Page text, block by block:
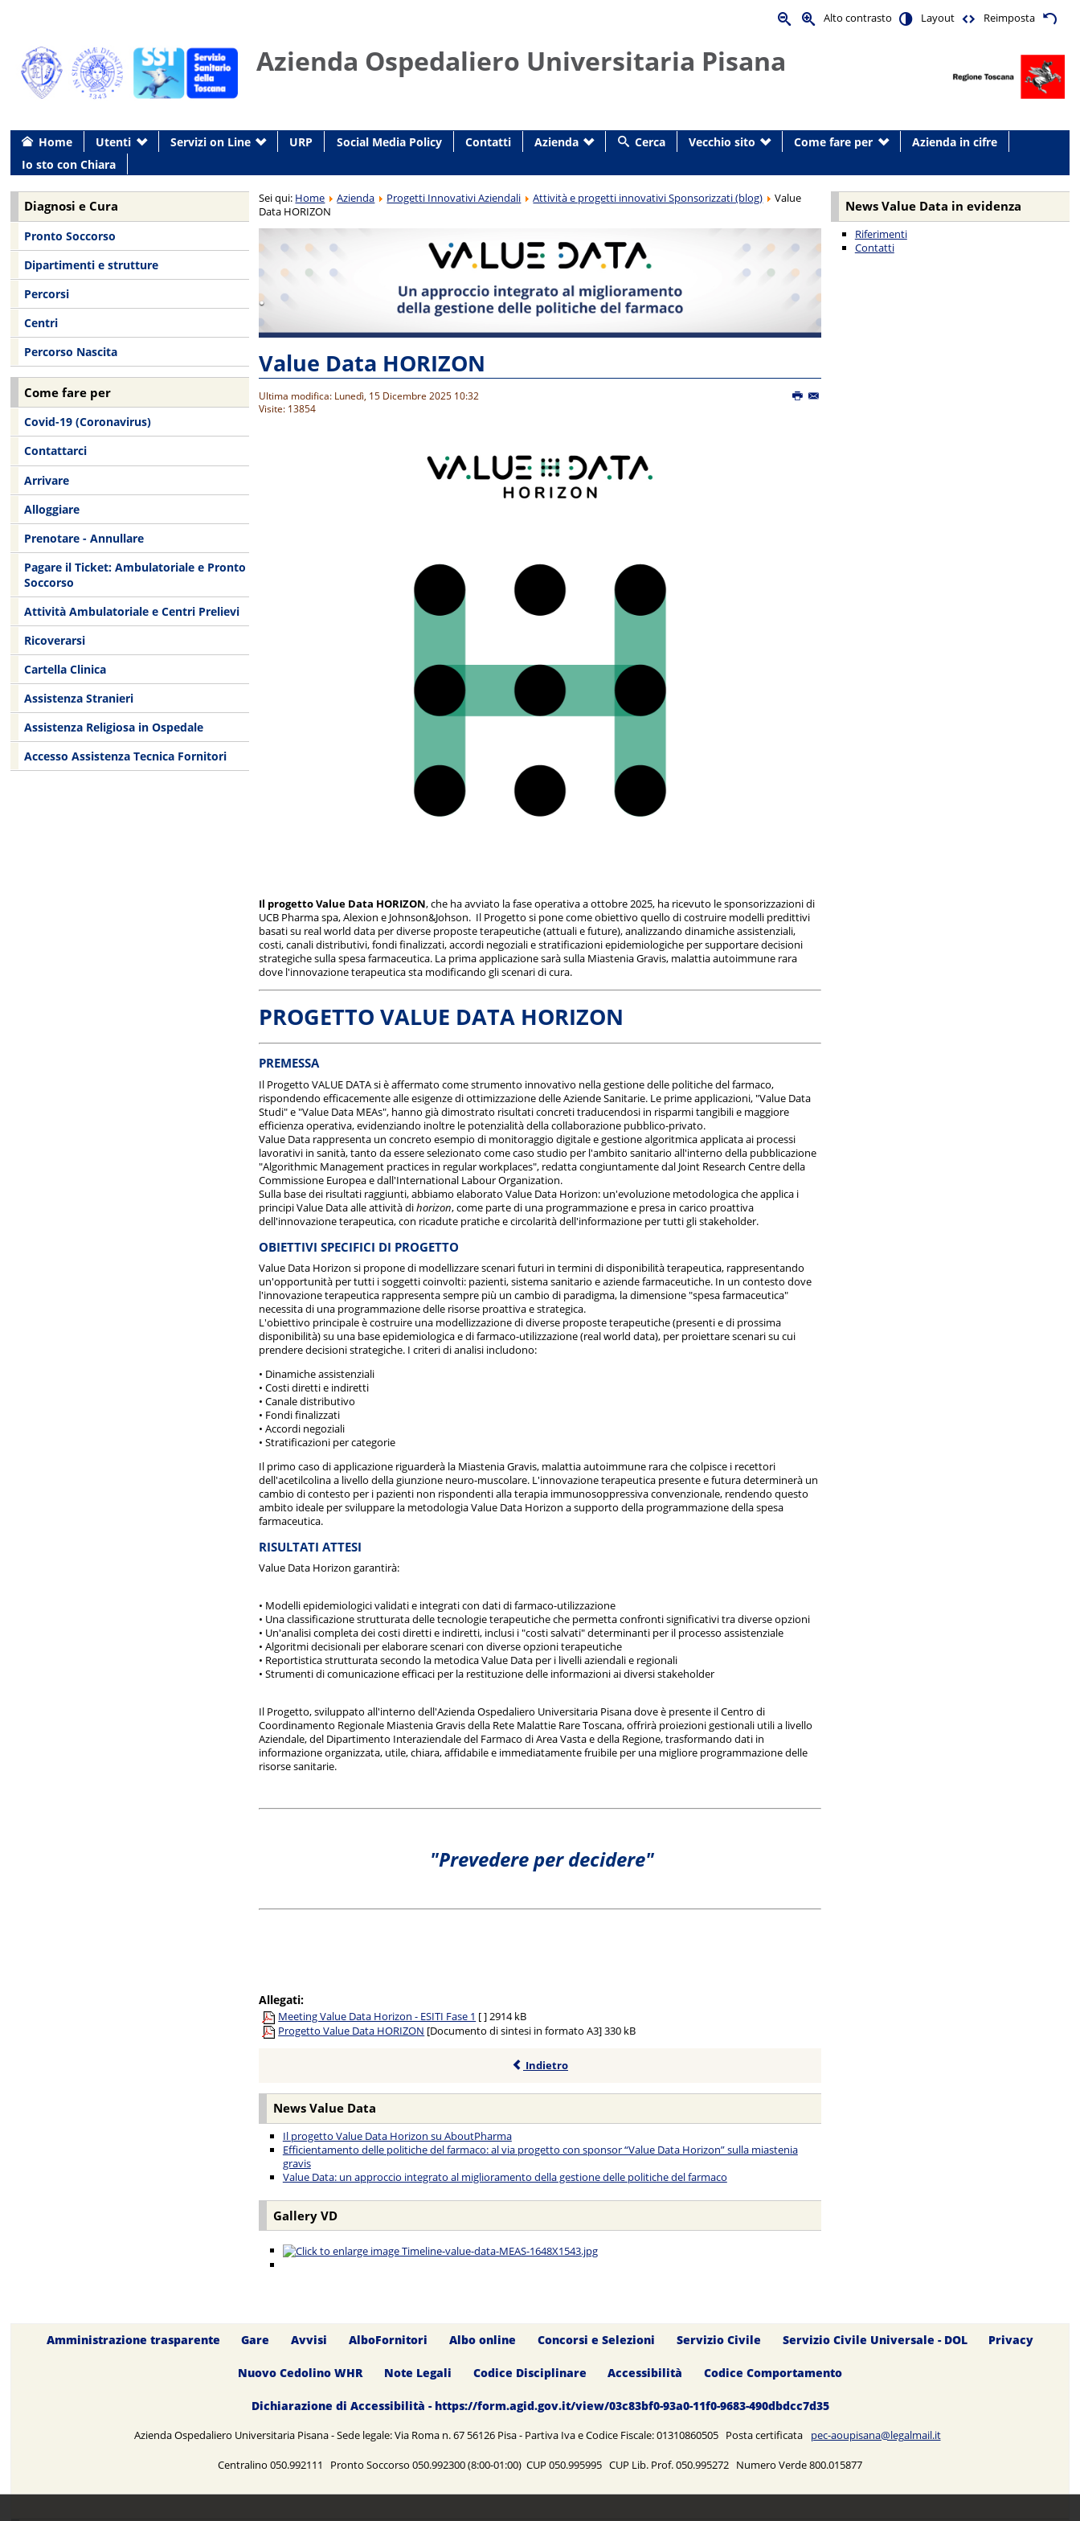
Alto contrasto Layout Reimposta
Azienda Ospedaliero Universitaria Pisana
Home Utenti Servizi on Line URP Social Media Policy Contatti Azienda Cerca Vecchio sito Come fare per
Azienda in cifre
Io sto con Chiara
Sei qui: Home Azienda Progetti Innovativi Aziendali Attività e progetti innovativi Sponsorizzati (blog)
Value
Data HORIZON
.
Value Data HORIZON
Ultima modifica: Lunedì, 15 Dicembre 2025 10:32
Visite: 13854
Il progetto Value Data HORIZON, che ha avviato la fase operativa a ottobre 2025, ha ricevuto le sponsorizzazioni di
UCB Pharma spa, Alexion e Johnson&Johson. Il Progetto si pone come obiettivo quello di costruire modelli predittivi
basati su real world data per diverse proposte terapeutiche (attuali e future), analizzando dinamiche assistenziali,
costi, canali distributivi, fondi finalizzati, accordi negoziali e stratificazioni epidemiologiche per supportare decisioni
strategiche sulla spesa farmaceutica. La prima applicazione sarà sulla Miastenia Gravis, malattia autoimmune rara
dove l'innovazione terapeutica sta modificando gli scenari di cura.
PROGETTO VALUE DATA HORIZON
PREMESSA
Il Progetto VALUE DATA si è affermato come strumento innovativo nella gestione delle politiche del farmaco,
rispondendo efficacemente alle esigenze di ottimizzazione delle Aziende Sanitarie. Le prime applicazioni, "Value Data
Studi" e "Value Data MEAs", hanno già dimostrato risultati concreti traducendosi in risparmi tangibili e maggiore
efficienza operativa, evidenziando inoltre le potenzialità della collaborazione pubblico-privato.
Value Data rappresenta un concreto esempio di monitoraggio digitale e gestione algoritmica applicata ai processi
lavorativi in sanità, tanto da essere selezionato come caso studio per l'ambito sanitario all'interno della pubblicazione
"Algorithmic Management practices in regular workplaces", redatta congiuntamente dal Joint Research Centre della
Commissione Europea e dall'International Labour Organization.
Sulla base dei risultati raggiunti, abbiamo elaborato Value Data Horizon: un'evoluzione metodologica che applica i
principi Value Data alle attività dihorizon, come parte di una programmazione e presa in carico proattiva
dell'innovazione terapeutica, con ricadute pratiche e circolarità dell'informazione per tutti gli stakeholder.
OBIETTIVI SPECIFICI DI PROGETTO
Value Data Horizon si propone di modellizzare scenari futuri in termini di disponibilità terapeutica, rappresentando
un'opportunità per tutti i soggetti coinvolti: pazienti, sistema sanitario e aziende farmaceutiche. In un contesto dove
l'innovazione terapeutica rappresenta sempre più un cambio di paradigma, la dimensione "spesa farmaceutica"
necessita di una programmazione delle risorse proattiva e strategica.
L'obiettivo principale è costruire una modellizzazione di diverse proposte terapeutiche (presenti e di prossima
disponibilità) su una base epidemiologica e di farmaco-utilizzazione (real world data), per proiettare scenari su cui
prendere decisioni strategiche. I criteri di analisi includono:
• Dinamiche assistenziali
• Costi diretti e indiretti
• Canale distributivo
• Fondi finalizzati
• Accordi negoziali
• Stratificazioni per categorie
Il primo caso di applicazione riguarderà la Miastenia Gravis, malattia autoimmune rara che colpisce i recettori
dell'acetilcolina a livello della giunzione neuro-muscolare. L'innovazione terapeutica presente e futura determinerà un
cambio di contesto per i pazienti non rispondenti alla terapia immunosoppressiva convenzionale, rendendo questo
ambito ideale per sviluppare la metodologia Value Data Horizon a supporto della programmazione della spesa
farmaceutica.
RISULTATI ATTESI
Value Data Horizon garantirà:
• Modelli epidemiologici validati e integrati con dati di farmaco-utilizzazione
• Una classificazione strutturata delle tecnologie terapeutiche che permetta confronti significativi tra diverse opzioni
• Un'analisi completa dei costi diretti e indiretti, inclusi i "costi salvati" determinanti per il processo assistenziale
• Algoritmi decisionali per elaborare scenari con diverse opzioni terapeutiche
• Reportistica strutturata secondo la metodica Value Data per i livelli aziendali e regionali
• Strumenti di comunicazione efficaci per la restituzione delle informazioni ai diversi stakeholder
Il Progetto, sviluppato all'interno dell'Azienda Ospedaliero Universitaria Pisana dove è presente il Centro di
Coordinamento Regionale Miastenia Gravis della Rete Malattie Rare Toscana, offrirà proiezioni gestionali utili a livello
Aziendale, del Dipartimento Interaziendale del Farmaco di Area Vasta e della Regione, trasformando dati in
informazione organizzata, utile, chiara, affidabile e immediatamente fruibile per una migliore programmazione delle
risorse sanitarie.
"Prevedere per decidere"
Allegati:
Meeting Value Data Horizon - ESITI Fase 1 [ ]2914 kB
Progetto Value Data HORIZON [Documento di sintesi in formato A3]330 kB
Indietro
News Value Data
Il progetto Value Data Horizon su AboutPharma
Efficientamento delle politiche del farmaco: al via progetto con sponsor “Value Data Horizon” sulla miastenia
gravis
Value Data: un approccio integrato al miglioramento della gestione delle politiche del farmaco
Gallery VD
Diagnosi e Cura
Pronto Soccorso
Dipartimenti e strutture
Percorsi
Centri
Percorso Nascita
Come fare per
Covid-19 (Coronavirus)
Contattarci
Arrivare
Alloggiare
Prenotare - Annullare
Pagare il Ticket: Ambulatoriale e Pronto
Soccorso
Attività Ambulatoriale e Centri Prelievi
Ricoverarsi
Cartella Clinica
Assistenza Stranieri
Assistenza Religiosa in Ospedale
Accesso Assistenza Tecnica Fornitori
News Value Data in evidenza
Riferimenti
Contatti
Amministrazione trasparente Gare Avvisi AlboFornitori Albo online Concorsi e Selezioni Servizio Civile Servizio Civile Universale - DOL Privacy
Nuovo Cedolino WHR Note Legali Codice Disciplinare Accessibilità Codice Comportamento
Dichiarazione di Accessibilità - https://form.agid.gov.it/view/03c83bf0-93a0-11f0-9683-490dbdcc7d35
Azienda Ospedaliero Universitaria Pisana - Sede legale: Via Roma n. 67 56126 Pisa - Partiva Iva e Codice Fiscale: 01310860505 Posta certificata pec-aoupisana@legalmail.it
Centralino 050.992111 Pronto Soccorso 050.992300 (8:00-01:00) CUP 050.995995 CUP Lib. Prof. 050.995272 Numero Verde 800.015877